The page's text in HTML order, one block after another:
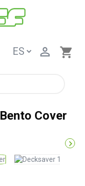
shopping_cart

Cover
